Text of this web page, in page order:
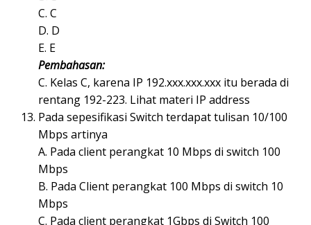
C. C
D. D
E. E
Pembahasan:
C. Kelas C, karena IP 192.xxx.xxx.xxx itu berada di
rentang 192-223. Lihat materi IP address
Pada sepesifikasi Switch terdapat tulisan 10/100
Mbps artinya
A. Pada client perangkat 10 Mbps di switch 100
Mbps
B. Pada Client perangkat 100 Mbps di switch 10
Mbps
C. Pada client perangkat 1Gbps di Switch 100